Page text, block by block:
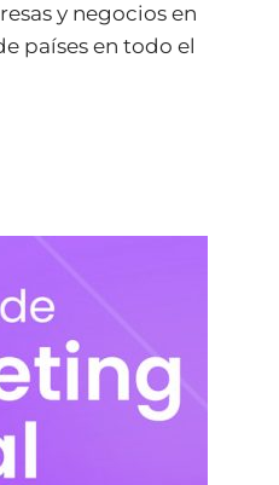
y negocios en
países en todo el